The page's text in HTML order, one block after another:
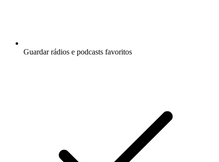
Guardar rádios e podcasts favoritos